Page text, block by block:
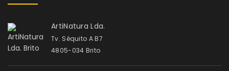
ArtiNatura Lda.
Tv. Séquito A B7
4805-034 Brito